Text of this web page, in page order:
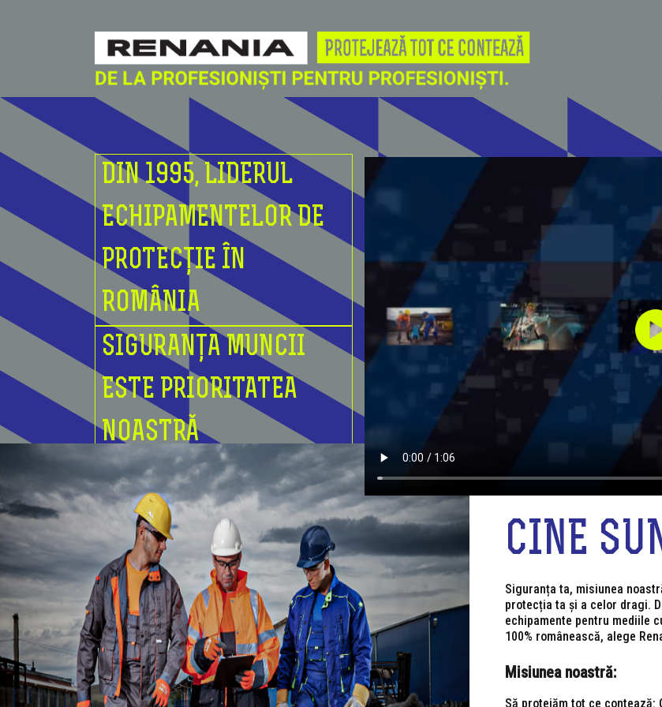
DIN 1995, LIDERUL
ECHIPAMENTELOR DE
PROTECȚIE ÎN
ROMÂNIA
SIGURANȚA MUNCII
ESTE PRIORITATEA
NOASTRĂ
CINE
Siguranța ta, misiunea
protecția ta și a celor dragi.
echipamente pentru mediile
100% românească, alege
Misiunea noastră:
Să protejăm tot ce contează: